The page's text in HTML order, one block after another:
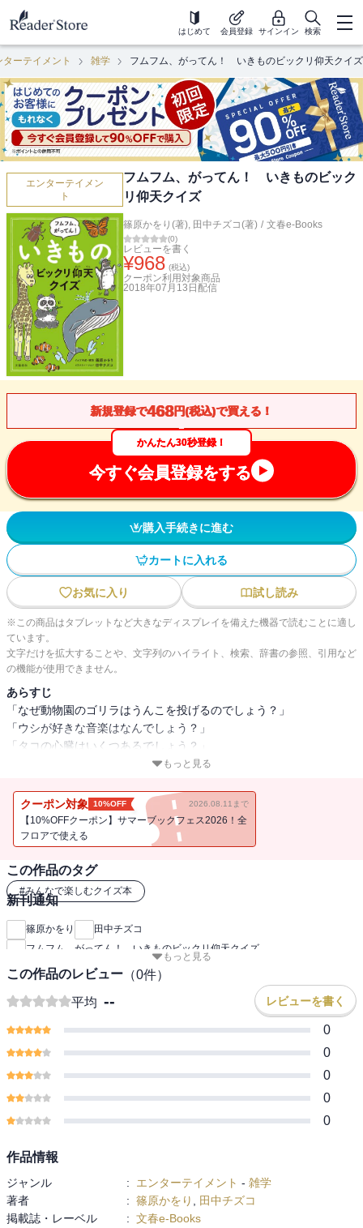
はじめて 会員登録 サインイン 検索
ターテイメント 雑学 フムフム、がってん！ いきものビックリ仰天クイズ
エンターテイメン
ト
フムフム、がってん！ いきものビック
リ仰天クイズ
篠原かをり(著), 田中チズコ(著) / 文春e-Books
(0)
レビューを書く
¥968 (税込)
クーポン利用対象商品
2018年07月13日 配信
新規登録で468円(税込)で買える！
かんたん30秒登録！
今すぐ会員登録をする
購入手続きに進む
カートに入れる
お気に入り 試し読み
※この商品はタブレットなど大きなディスプレイを備えた機器で読むことに適し
ています。
文字だけを拡大することや、文字列のハイライト、検索、辞書の参照、引用など
の機能が使用できません。
あらすじ
「なぜ動物園のゴリラはうんこを投げるのでしょう？」
「ウシが好きな音楽はなんでしょう？」
「タコの心臓はいくつあるでしょう？」
「ペンギンの卵をゆで卵にすると白身は何色になる？」
・・・・・・などなど、いきものに詳しいフムフム博士と助手のQ太
くんと一緒に動物園・水族館・昆虫館をたずねて、博士の出題する
クイズに答えて解説を読めば、びっくり&おもしろい雑学が自然と身
につき、いきもの博士に！
動物園クイズの章扉は「迷路」、水族館クイズの章扉は「間違い探
し」、昆虫館クイズの章扉は「かくし絵」になっていて、遊びの要
クイズの作成・解説は、いきものが大好きで「クイズプレゼンバラ
エティーQさま!!」（テレビ朝日）、「篠原かをりのいきいきプラネ
ット」（ニッポン放送）ほか、テレビやラジオで活躍するクイズ女
王の篠原かをりが担当。
めます。
お子さんとのおでかけのお供にぜひ！
もっと見る
クーポン対象 10%OFF 2026.08.11まで
【10%OFFクーポン】サマーブックフェス2026！全
フロアで使える
この作品のタグ
#みんなで楽しむクイズ本
新刊通知
篠原かをり
田中チズコ
フムフム、がってん！ いきものビックリ仰天クイズ
もっと見る
この作品のレビュー （0件）
平均 -- レビューを書く
0
0
0
0
0
作品情報
ジャンル : エンターテイメント - 雑学
著者
: 篠原かをり
田中チズコ
掲載誌・レーベル
: 文春e-Books